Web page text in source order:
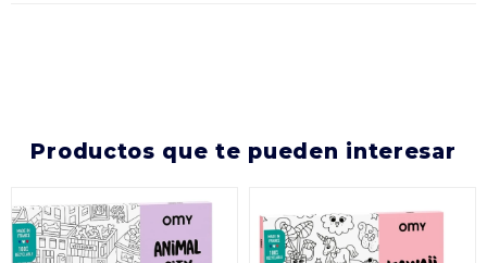
productos que te pueden interesar